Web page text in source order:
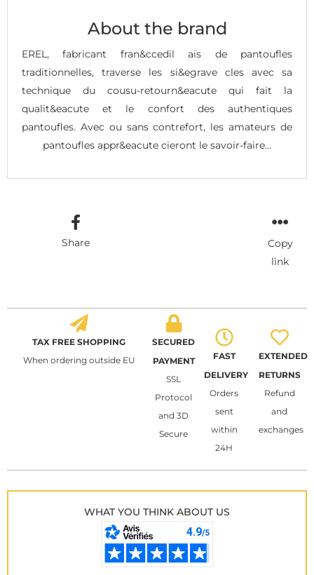
About the brand
EREL, fabricant fran&ccedil ais de pantoufles
traditionnelles, traverse les si&egrave cles avec sa
technique du cousu-retourn&eacute qui fait la
qualit&eacute et le confort des authentiques
pantoufles. Avec ou sans contrefort, les amateurs de
pantoufles appr&eacute cieront le savoir-faire…
Share
Copy
link
TAX FREE SHOPPING
When ordering outside EU
SECURED
PAYMENT
SSL
Protocol
and 3D
Secure
FAST
DELIVERY
Orders
sent
within
24H
EXTENDED
RETURNS
Refund
and
exchanges
WHAT YOU THINK ABOUT US